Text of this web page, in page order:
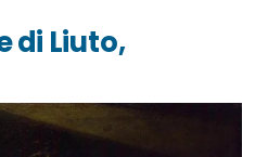
di Liuto,